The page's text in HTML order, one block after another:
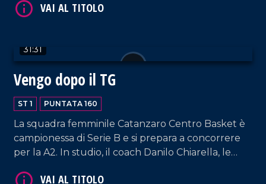
estati italiane degli anni 2000 e precorritrice
31:31
Vengo dopo il TG
ST 1 PUNTATA 160
La squadra femminile Catanzaro Centro Basket è
campionessa di Serie B e si prepara a concorrere
per la A2. In studio, il coach Danilo Chiarella, le
l'ufficio stampa Chiara Zanella.
VAI AL TITOLO